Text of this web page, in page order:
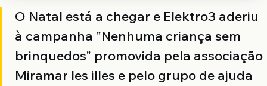
O Natal está a chegar e Elektro3 aderiu
à campanha "Nenhuma criança sem
brinquedos" promovida pela associação
Miramar les illes e pelo grupo de ajuda